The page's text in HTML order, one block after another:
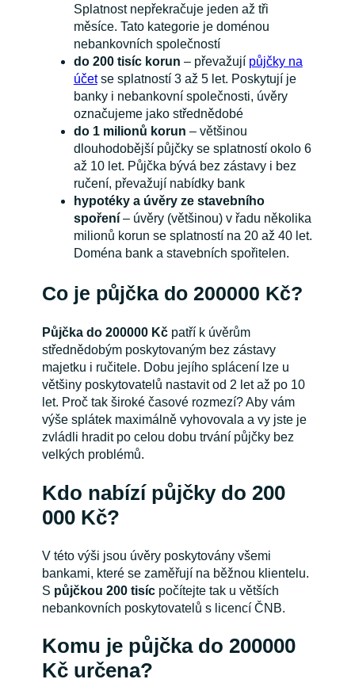
Splatnost nepřekračuje jeden až tři
měsíce. Tato kategorie je doménou
nebankovních společností
do 200 tisíc korun – převažují půjčky na
účetse splatností 3 až 5 let. Poskytují je
banky i nebankovní společnosti, úvěry
označujeme jako střednědobé
do 1 milionů korun – většinou
dlouhodobější půjčky se splatností okolo 6
až 10 let. Půjčka bývá bez zástavy i bez
ručení, převažují nabídky bank
hypotéky a úvěry ze stavebního
spoření– úvěry (většinou) v řadu několika
milionů korun se splatností na 20 až 40 let.
Doména bank a stavebních spořitelen.
Co je půjčka do 200000 Kč?
Půjčka do 200000 Kčpatří k úvěrům
střednědobým poskytovaným bez zástavy
majetku i ručitele. Dobu jejího splácení lze u
většiny poskytovatelů nastavit od 2 let až po 10
let. Proč tak široké časové rozmezí? Aby vám
výše splátek maximálně vyhovovala a vy jste je
zvládli hradit po celou dobu trvání půjčky bez
velkých problémů.
Kdo nabízí půjčky do 200
000 Kč?
V této výši jsou úvěry poskytovány všemi
bankami, které se zaměřují na běžnou klientelu.
S půjčkou 200 tisícpočítejte tak u větších
nebankovních poskytovatelů s licencí ČNB.
Komu je půjčka do 200000
Kč určena?